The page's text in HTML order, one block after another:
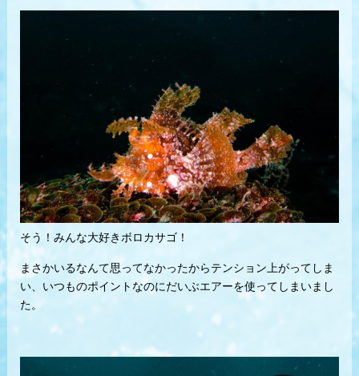
そう！みんな大好きボロカサゴ！
まさかいるなんて思ってなかったからテンション上がってしま
い、いつものポイントなのにだいぶエアーを使ってしまいまし
た。